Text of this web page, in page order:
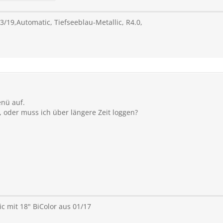
19,Automatic, Tiefseeblau-Metallic, R4.0,
auf.
muss ich über längere Zeit loggen?
mit 18" BiColor aus 01/17